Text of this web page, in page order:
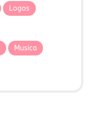
Logos
Musica